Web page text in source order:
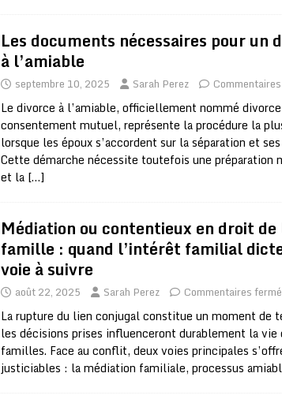
Les documents nécessaires pour un
à l’amiable
septembre 10, 2025 Sarah Perez
Le divorce à l’amiable, officiellement nommé
consentement mutuel, représente la procédure la
lorsque les époux s’accordent sur la séparation et
Cette démarche nécessite toutefois une préparation
et la […]
Médiation ou contentieux en droit de
famille : quand l’intérêt familial
voie à suivre
août 22, 2025 Sarah Perez Commentaires
La rupture du lien conjugal constitue un moment de
les décisions prises influenceront durablement la vie
familles. Face au conflit, deux voies principales
justiciables : la médiation familiale, processus